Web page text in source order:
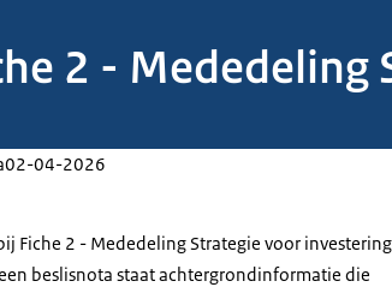
2 -
02-04-2026
Fiche 2 - Mededeling Strategie voor
beslisnota staat achtergrondinformatie die